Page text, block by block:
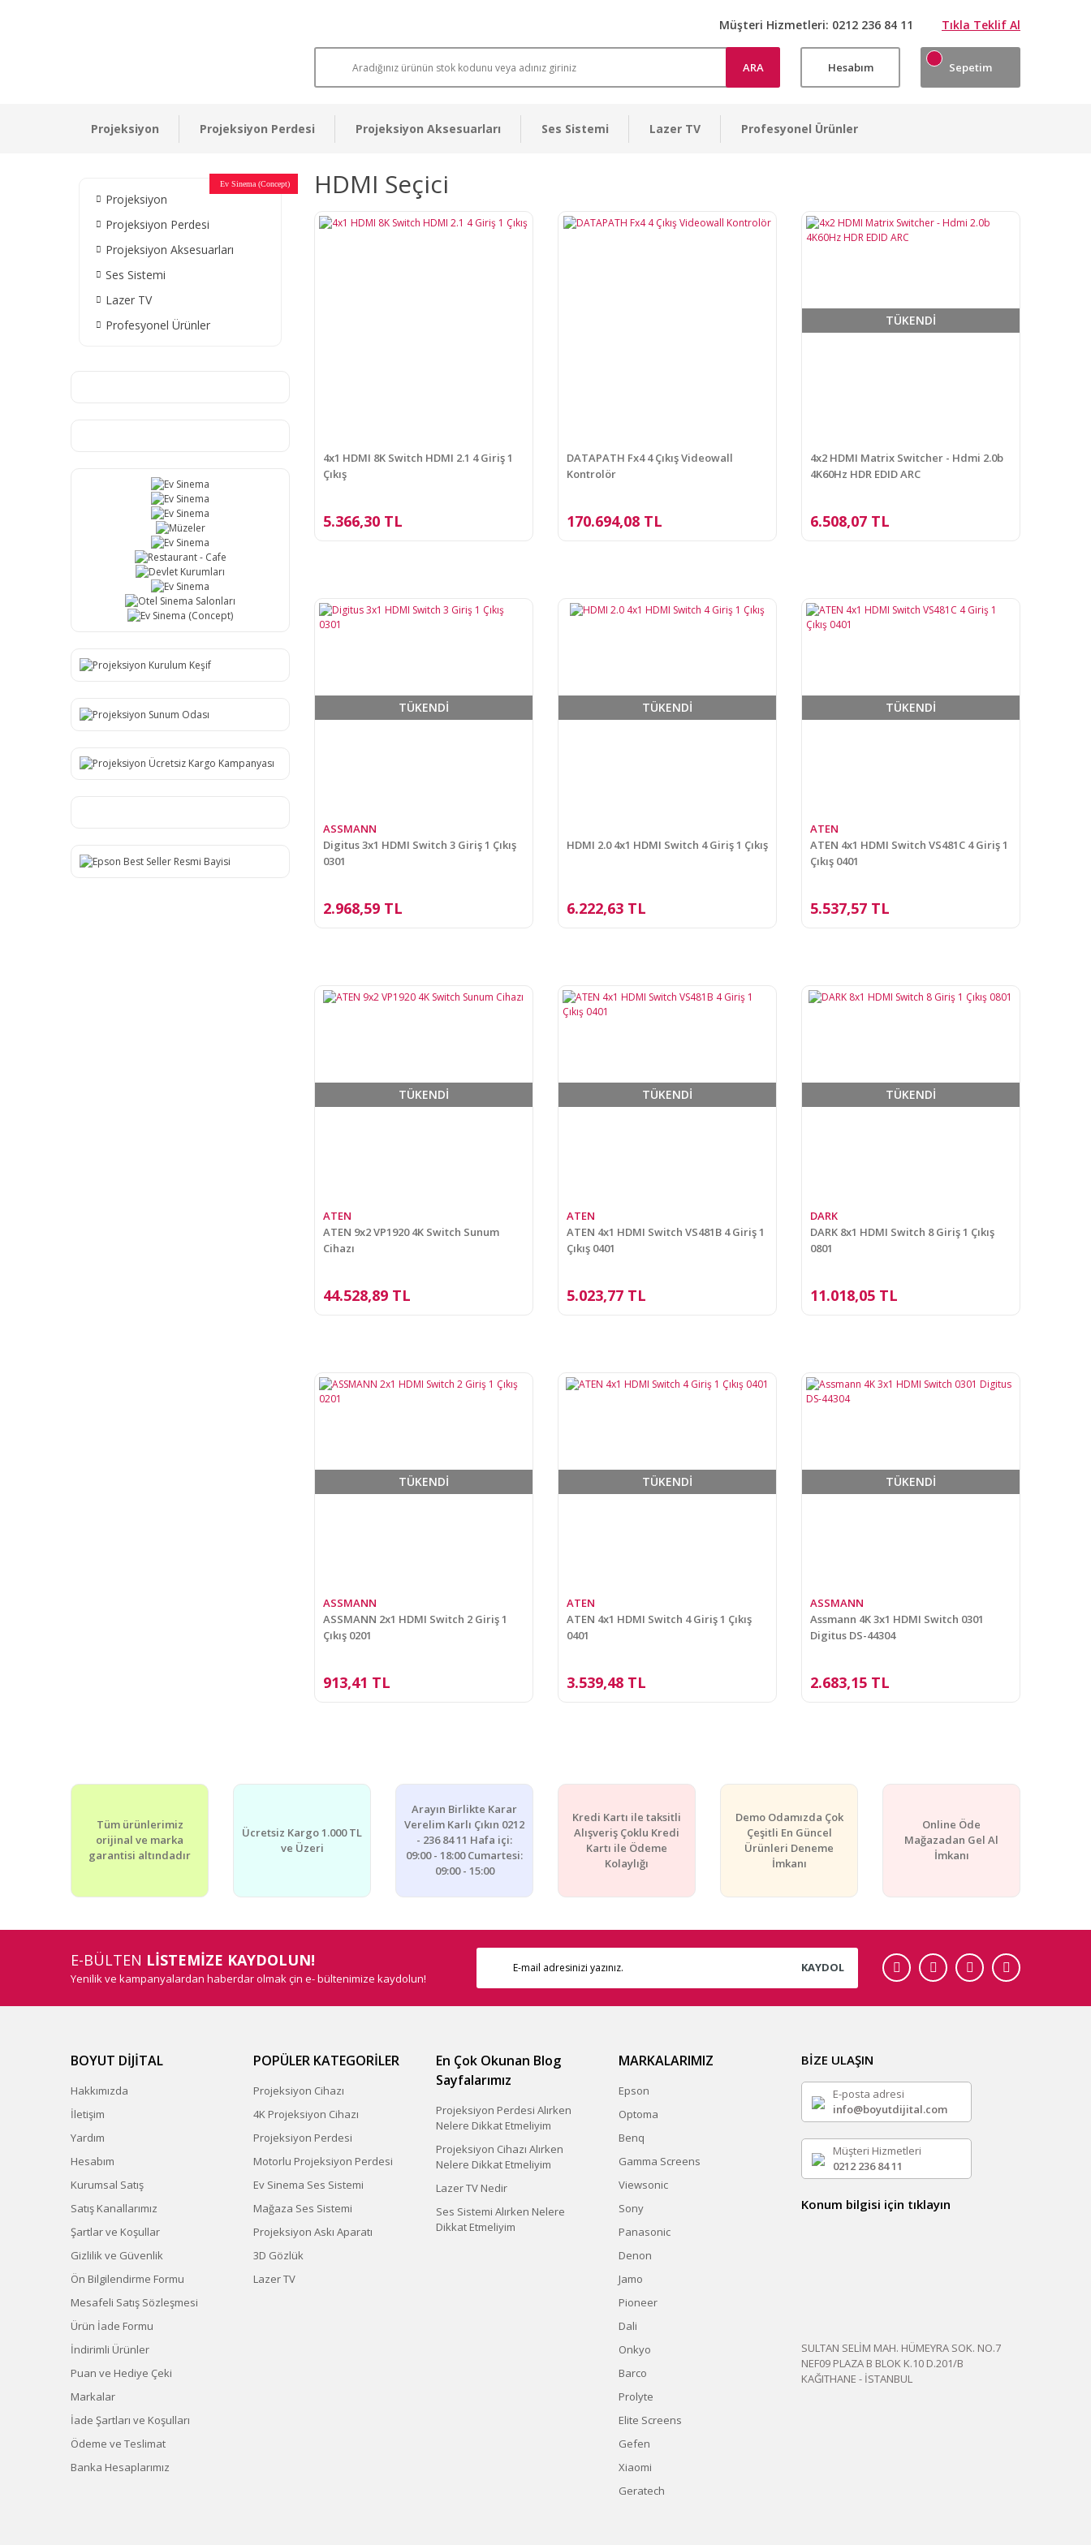
Müşteri Hizmetleri: 0212 236 84 11 Tıkla Teklif Al
ARA Hesabım Sepetim
Projeksiyon Projeksiyon Perdesi Projeksiyon Aksesuarları Ses Sistemi Lazer TV Profesyonel Ürünler
Projeksiyon
Projeksiyon Perdesi
Projeksiyon Aksesuarları
Ses Sistemi
Lazer TV
Profesyonel Ürünler
Ev Sinema
Ev Sinema
Ev Sinema
Müzeler
Ev Sinema
Restaurant - Cafe
Devlet Kurumları
Ev Sinema
Otel Sinema Salonları
Ev Sinema (Concept) HDMI Seçici
4x1 HDMI 8K Switch HDMI 2.1 4 Giriş 1
Çıkış
5.366,30 TL
DATAPATH Fx4 4 Çıkış Videowall
Kontrolör
170.694,08 TL
TÜKENDİ
4x2 HDMI Matrix Switcher - Hdmi 2.0b
4K60Hz HDR EDID ARC
6.508,07 TL
TÜKENDİ
ASSMANN
Digitus 3x1 HDMI Switch 3 Giriş 1 Çıkış
0301
2.968,59 TL
TÜKENDİ
HDMI 2.0 4x1 HDMI Switch 4 Giriş 1 Çıkış
6.222,63 TL
TÜKENDİ
ATEN
ATEN 4x1 HDMI Switch VS481C 4 Giriş 1
Çıkış 0401
5.537,57 TL
TÜKENDİ
ATEN
ATEN 9x2 VP1920 4K Switch Sunum
Cihazı
44.528,89 TL
TÜKENDİ
ATEN
ATEN 4x1 HDMI Switch VS481B 4 Giriş 1
Çıkış 0401
5.023,77 TL
TÜKENDİ
DARK
DARK 8x1 HDMI Switch 8 Giriş 1 Çıkış
0801
11.018,05 TL
TÜKENDİ
ASSMANN
ASSMANN 2x1 HDMI Switch 2 Giriş 1
Çıkış 0201
913,41 TL
TÜKENDİ
ATEN
ATEN 4x1 HDMI Switch 4 Giriş 1 Çıkış
0401
3.539,48 TL
TÜKENDİ
ASSMANN
Assmann 4K 3x1 HDMI Switch 0301
Digitus DS-44304
2.683,15 TL
Tüm ürünlerimiz
orijinal ve marka
garantisi altındadır
Ücretsiz Kargo 1.000 TL
ve Üzeri
Arayın Birlikte Karar
Verelim Karlı Çıkın 0212
- 236 84 11 Hafa içi:
09:00 - 18:00 Cumartesi:
09:00 - 15:00
Kredi Kartı ile taksitli
Alışveriş Çoklu Kredi
Kartı ile Ödeme
Kolaylığı
Demo Odamızda Çok
Çeşitli En Güncel
Ürünleri Deneme
İmkanı
Online Öde
Mağazadan Gel Al
İmkanı
E-BÜLTEN LİSTEMİZE KAYDOLUN!
Yenilik ve kampanyalardan haberdar olmak çin e- bültenimize kaydolun!
KAYDOL
BOYUT DİJİTAL
Hakkımızda
İletişim
Yardım
Hesabım
Kurumsal Satış
Satış Kanallarımız
Şartlar ve Koşullar
Gizlilik ve Güvenlik
Ön Bilgilendirme Formu
Mesafeli Satış Sözleşmesi
Ürün İade Formu
İndirimli Ürünler
Puan ve Hediye Çeki
Markalar
İade Şartları ve Koşulları
Ödeme ve Teslimat
Banka Hesaplarımız
POPÜLER KATEGORİLER
Projeksiyon Cihazı
4K Projeksiyon Cihazı
Projeksiyon Perdesi
Motorlu Projeksiyon Perdesi
Ev Sinema Ses Sistemi
Mağaza Ses Sistemi
Projeksiyon Askı Aparatı
3D Gözlük
Lazer TV
En Çok Okunan Blog
Sayfalarımız
Projeksiyon Perdesi Alırken
Nelere Dikkat Etmeliyim
Projeksiyon Cihazı Alırken
Nelere Dikkat Etmeliyim
Lazer TV Nedir
Ses Sistemi Alırken Nelere
Dikkat Etmeliyim
MARKALARIMIZ
Epson
Optoma
Benq
Gamma Screens
Viewsonic
Sony
Panasonic
Denon
Jamo
Pioneer
Dali
Onkyo
Barco
Prolyte
Elite Screens
Gefen
Xiaomi
Geratech
BİZE ULAŞIN
E-posta adresi
info@boyutdijital.com
Müşteri Hizmetleri
0212 236 84 11
Konum bilgisi için tıklayın
SULTAN SELİM MAH. HÜMEYRA SOK. NO.7
NEF09 PLAZA B BLOK K.10 D.201/B
KAĞITHANE - İSTANBUL